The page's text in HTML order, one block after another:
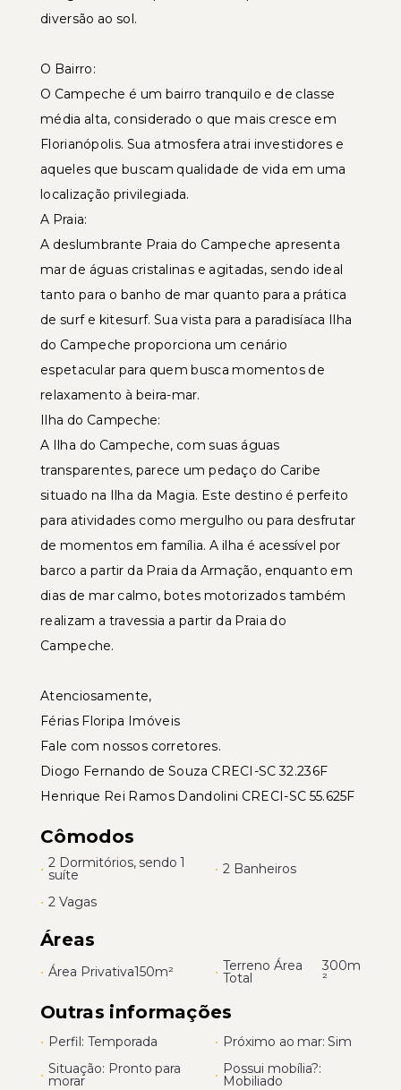
diversão ao sol.
O Bairro:
O Campeche é um bairro tranquilo e de classe
média alta, considerado o que mais cresce em
Florianópolis. Sua atmosfera atrai investidores e
aqueles que buscam qualidade de vida em uma
localização privilegiada.
A Praia:
A deslumbrante Praia do Campeche apresenta
mar de águas cristalinas e agitadas, sendo ideal
tanto para o banho de mar quanto para a prática
de surf e kitesurf. Sua vista para a paradisíaca Ilha
do Campeche proporciona um cenário
espetacular para quem busca momentos de
relaxamento à beira-mar.
Ilha do Campeche:
A Ilha do Campeche, com suas águas
transparentes, parece um pedaço do Caribe
situado na Ilha da Magia. Este destino é perfeito
para atividades como mergulho ou para desfrutar
de momentos em família. A ilha é acessível por
barco a partir da Praia da Armação, enquanto em
dias de mar calmo, botes motorizados também
realizam a travessia a partir da Praia do
Campeche.
Atenciosamente,
Férias Floripa Imóveis
Fale com nossos corretores.
Diogo Fernando de Souza CRECI-SC 32.236F
Henrique Rei Ramos Dandolini CRECI-SC 55.625F
Cômodos
• 2 Dormitórios, sendo 1
suíte • 2 Banheiros
• 2 Vagas
Áreas
• Área Privativa150m² • Terreno Área
Total
300m
²
Outras informações
• Perfil: Temporada • Próximo ao mar: Sim
• Situação: Pronto para
morar • Possui mobília?:
Mobiliado